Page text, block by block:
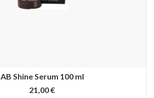
AB Shine Serum 100 ml
21,00 €